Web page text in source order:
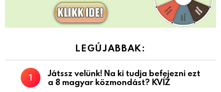
LEGÚJABBAK:
Játssz velünk! Na ki tudja befejezni ezt
a 8 magyar közmondást? KVÍZ